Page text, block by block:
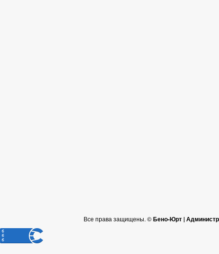
Все права защищены. ©Бено-Юрт |